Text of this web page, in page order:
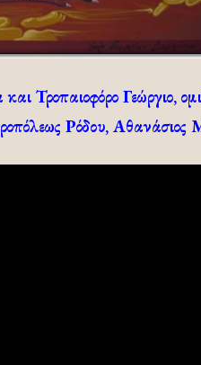
Τροπαιοφόρο Γεώργιο,
Ρόδου, Αθανάσιος